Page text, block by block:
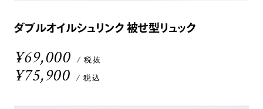
ダブルオイルシュリンク 被せ型リュック
¥69,000 / 税抜
¥75,900 / 税込